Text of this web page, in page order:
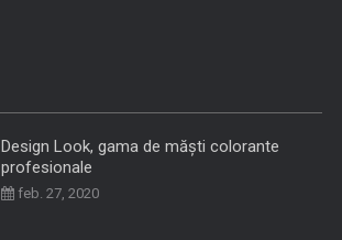
Design Look, gama de măști colorante
profesionale
feb. 27, 2020